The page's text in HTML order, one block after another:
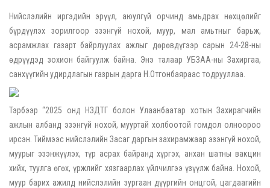
Нийслэлийн иргэдийн эрүүл, аюулгүй орчинд амьдрах нөхцөлийг
бүрдүүлэх зорилгоор эзэнгүй нохой, муур, мал амьтныг барьж,
асрамжлах газарт байрлуулах ажлыг дөрөвдүгээр сарын 24-28-ны
өдрүүдэд зохион байгуулж байна. Энэ талаар УБЗАА-ны Захиргаа,
санхүүгийн удирдлагын газрын дарга Н.Отгонбаяраас тодрууллаа.
Тэрбээр “2025 онд НЗДТГ болон Улаанбаатар хотын Захирагчийн
ажлын албанд эзэнгүй нохой, мууртай холбоотой гомдол олноороо
ирсэн. Тиймээс нийслэлийн Засаг даргын захирамжаар эзэнгүй нохой,
муурыг эзэнжүүлэх, түр асрах байранд хүргэх, анхан шатны вакцин
хийх, туулга өгөх, үржлийг хязгаарлах үйлчилгээ үзүүлж байна. Нохой,
муур барих ажилд нийслэлийн зургаан дүүргийн онцгой, цагдаагийн